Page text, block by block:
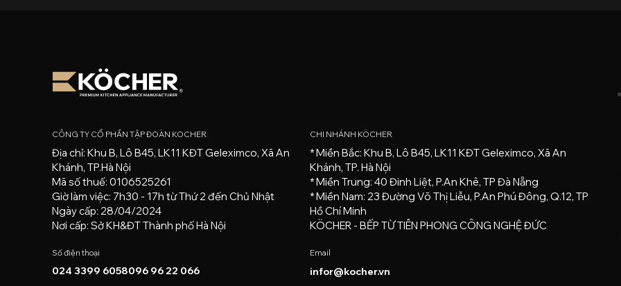
CÔNG TY CỔ PHẦN TẬP ĐOÀN KOCHER
Địa chỉ: Khu B, Lô B45, LK11 KĐT Geleximco, Xã An
Khánh, TP.Hà Nội
Mã số thuế: 0106525261
Giờ làm việc: 7h30 - 17h từ Thứ 2 đến Chủ Nhật
Ngày cấp: 28/04/2024
Nơi cấp: Sở KH&ĐT Thành phố Hà Nội
Số điện thoại
024 3399 6058096 96 22 066
CHI NHÁNH KÖCHER
* Miền Bắc: Khu B, Lô B45, LK11 KĐT Geleximco, Xã An
Khánh, TP. Hà Nội
* Miền Trung: 40 Đinh Liệt, P.An Khê, TP Đà Nẵng
* Miền Nam: 23 Đường Võ Thị Liễu, P.An Phú Đông, Q.12, TP
Hồ Chí Minh
KÖCHER - BẾP TỪ TIÊN PHONG CÔNG NGHỆ ĐỨC
Email
infor@kocher.vn